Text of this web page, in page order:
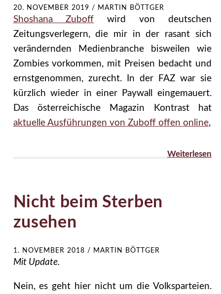
20. NOVEMBER 2019 / MARTIN BÖTTGER
Shoshana Zuboff wird von deutschen
Zeitungsverlegern, die mir in der rasant sich
verändernden Medienbranche bisweilen wie
Zombies vorkommen, mit Preisen bedacht und
ernstgenommen, zurecht. In der FAZ war sie
kürzlich wieder in einer Paywall eingemauert.
Das österreichische Magazin Kontrast hat
aktuelle Ausführungen von Zuboff offen online,
Weiterlesen
Nicht beim Sterben
zusehen
1. NOVEMBER 2018 / MARTIN BÖTTGER
Mit Update.
Nein, es geht hier nicht um die Volksparteien.